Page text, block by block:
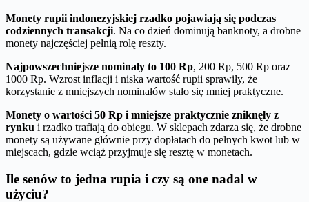
Monety rupii indonezyjskiej rzadko pojawiają się podczas
codziennych transakcji. Na co dzień dominują banknoty, a drobne
monety najczęściej pełnią rolę reszty.
Najpowszechniejsze nominały to 100 Rp, 200 Rp, 500 Rp oraz
1000 Rp. Wzrost inflacji i niska wartość rupii sprawiły, że
korzystanie z mniejszych nominałów stało się mniej praktyczne.
Monety o wartości 50 Rp i mniejsze praktycznie zniknęły z
rynku i rzadko trafiają do obiegu. W sklepach zdarza się, że drobne
monety są używane głównie przy dopłatach do pełnych kwot lub w
miejscach, gdzie wciąż przyjmuje się resztę w monetach.
Ile senów to jedna rupia i czy są one nadal w
użyciu?